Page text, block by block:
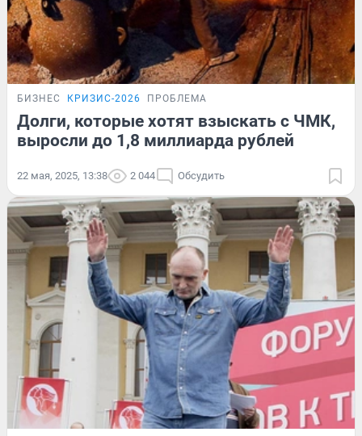
БИЗНЕС КРИЗИС-2026 ПРОБЛЕМА
Долги, которые хотят взыскать с ЧМК,
выросли до 1,8 миллиарда рублей
22 мая, 2025, 13:38 2 044 Обсудить